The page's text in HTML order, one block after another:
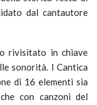
dal cantautore
rivisitato in chiave
sonorità. I Cantica
di 16 elementi sia
con canzoni del